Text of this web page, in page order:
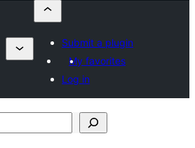
Submit a plugin
My favorites
Log in